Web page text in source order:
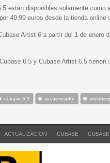
están disponibles solamente como
49.99 euros desde la tienda online
Artist 6 a partir del 1 de enero
6.5 y Cubase Artist 6.5 tienen
cubase 6.5 secuenciador steinberg
ACTUALIZACION CUBASE CUBASE